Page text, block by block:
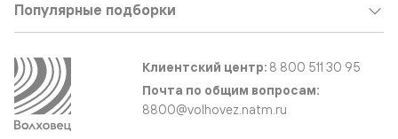
Популярные подборки
Клиентский центр: 8 800 511 30 95
Почта по общим вопросам:
8800@volhovez.natm.ru